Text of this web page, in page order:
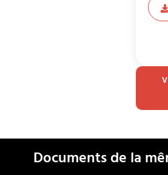
Documents de la